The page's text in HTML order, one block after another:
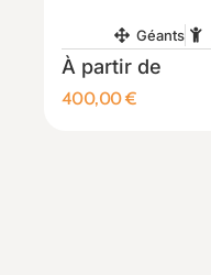
Géants
À partir de
400,00€